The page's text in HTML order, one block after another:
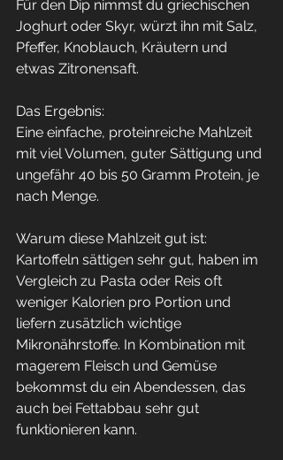
Für den Dip nimmst du griechischen
Joghurt oder Skyr, würzt ihn mit Salz,
Pfeffer, Knoblauch, Kräutern und
etwas Zitronensaft.
Das Ergebnis:
Eine einfache, proteinreiche Mahlzeit
mit viel Volumen, guter Sättigung und
ungefähr 40 bis 50 Gramm Protein, je
nach Menge.
Warum diese Mahlzeit gut ist:
Kartoffeln sättigen sehr gut, haben im
Vergleich zu Pasta oder Reis oft
weniger Kalorien pro Portion und
liefern zusätzlich wichtige
Mikronährstoffe. In Kombination mit
magerem Fleisch und Gemüse
bekommst du ein Abendessen, das
auch bei Fettabbau sehr gut
funktionieren kann.